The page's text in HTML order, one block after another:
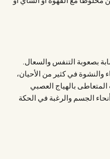
بصعوبة التنفس والسعال.
والنشوة في كثير من الأحيان،
بالهياج العصبي
الجسم والرغبة في الحكة